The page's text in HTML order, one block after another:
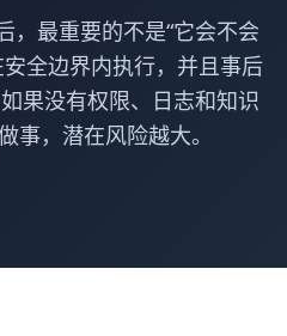
，最重要的不是“它会不会
全边界内执行，并且事后
果没有权限、日志和知识
事，潜在风险越大。